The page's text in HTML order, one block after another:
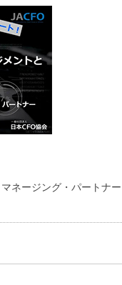
ネージング・パートナー